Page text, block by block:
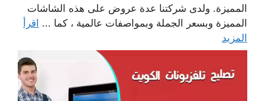
المميزة. ولدى شركتنا عدة عروض على هذه الشاشات
المميزة وبسعر الجملة وبمواصفات عالمية ، كما ... اقرأ
المزيد